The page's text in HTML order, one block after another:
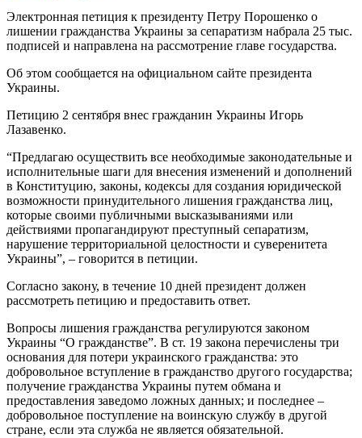
Электронная петиция к президенту Петру Порошенко о
лишении гражданства Украины за сепаратизм набрала 25 тыс.
подписей и направлена на рассмотрение главе государства.
Об этом сообщается на официальном сайте президента
Украины.
Петицию 2 сентября внес гражданин Украины Игорь
Лазавенко.
“Предлагаю осуществить все необходимые законодательные и
исполнительные шаги для внесения изменений и дополнений
в Конституцию, законы, кодексы для создания юридической
возможности принудительного лишения гражданства лиц,
которые своими публичными высказываниями или
действиями пропагандируют преступный сепаратизм,
нарушение территориальной целостности и суверенитета
Украины”, – говорится в петиции.
Согласно закону, в течение 10 дней президент должен
рассмотреть петицию и предоставить ответ.
Вопросы лишения гражданства регулируются законом
Украины “О гражданстве”. В ст. 19 закона перечислены три
основания для потери украинского гражданства: это
добровольное вступление в гражданство другого государства;
получение гражданства Украины путем обмана и
предоставления заведомо ложных данных; и последнее –
добровольное поступление на воинскую службу в другой
стране, если эта служба не является обязательной.